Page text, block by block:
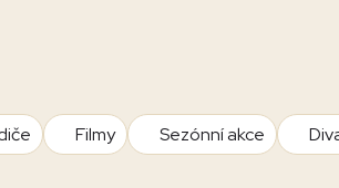
Filmy Sezónní akce